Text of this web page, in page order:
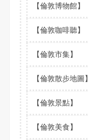
【倫敦博物館】
【倫敦咖啡聽】
【倫敦市集】
【倫敦散步地圖】
【倫敦景點】
【倫敦美食】